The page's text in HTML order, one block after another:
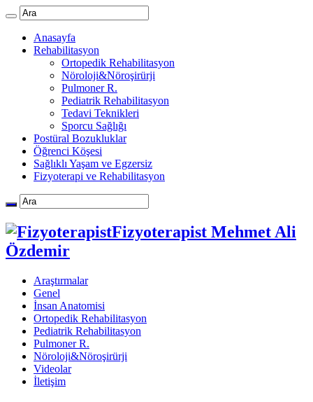
Anasayfa
Rehabilitasyon
Ortopedik Rehabilitasyon
Nöroloji&Nöroşirürji
Pulmoner R.
Pediatrik Rehabilitasyon
Tedavi Teknikleri
Sporcu Sağlığı
Postüral Bozukluklar
Öğrenci Köşesi
Sağlıklı Yaşam ve Egzersiz
Fizyoterapi ve Rehabilitasyon
Fizyoterapist Mehmet Ali
Özdemir
Araştırmalar
Genel
İnsan Anatomisi
Ortopedik Rehabilitasyon
Pediatrik Rehabilitasyon
Pulmoner R.
Nöroloji&Nöroşirürji
Videolar
İletişim